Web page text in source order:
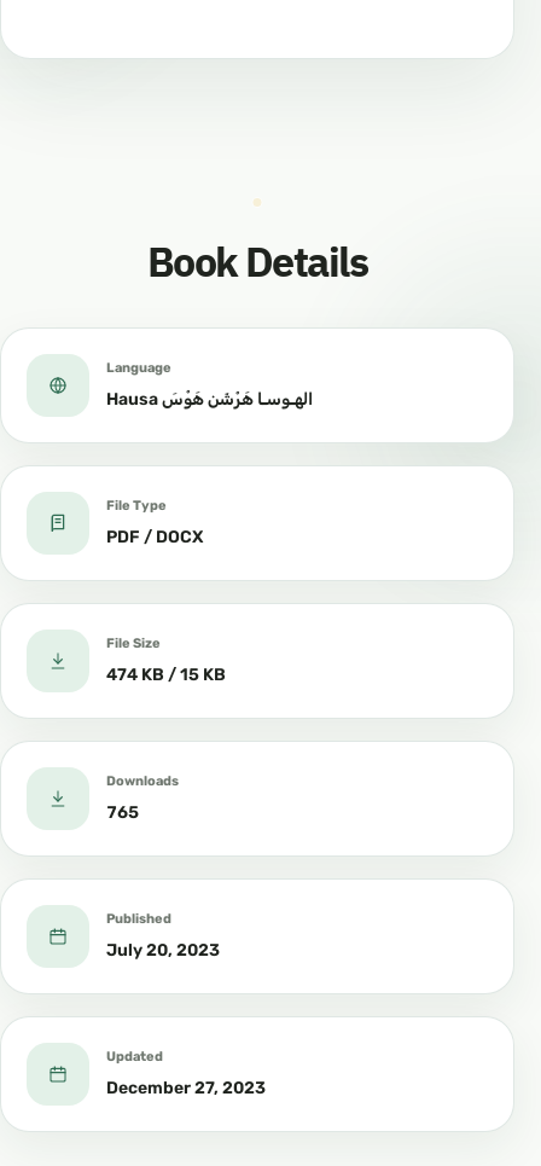
Book Details
Language
Hausa الهـوسـا هَرْشَن هَوْسَ
File Type
PDF / DOCX
File Size
474 KB / 15 KB
Downloads
765
Published
July 20, 2023
Updated
December 27, 2023